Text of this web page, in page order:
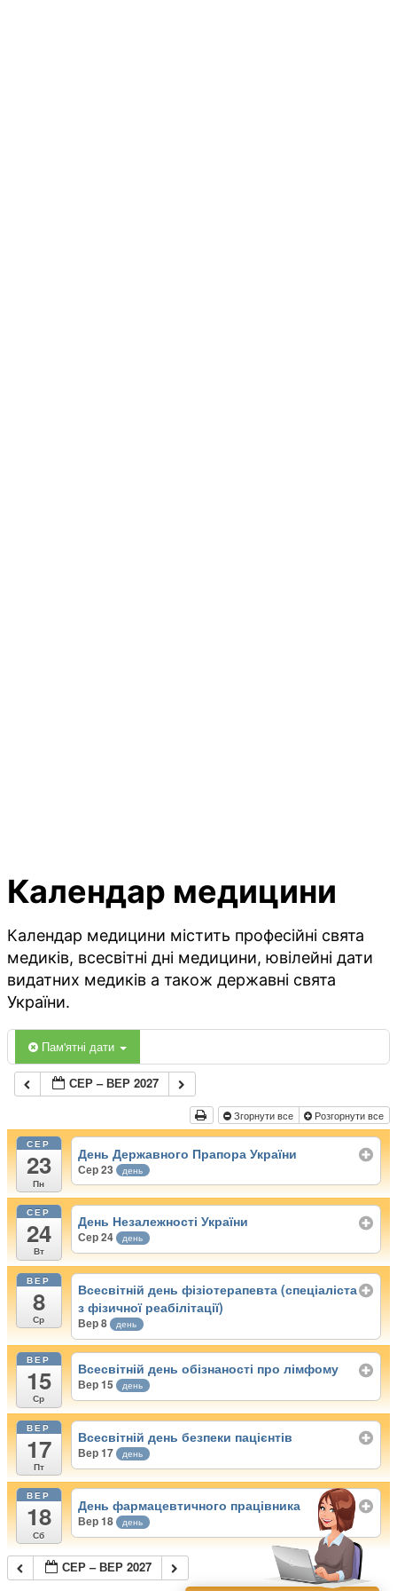
Календар медицини
Календар медицини містить професійні свята
медиків, всесвітні дні медицини, ювілейні дати
видатних медиків а також державні свята
України.
Пам'ятні дати
СЕР – ВЕР 2027
Згорнути все Розгорнути все
СЕР
23
Пн
День Державного Прапора України
Сер 23 день
СЕР
24
Вт
День Незалежності України
Сер 24 день
ВЕР
8
Ср
Всесвітній день фізіотерапевта (спеціаліста
з фізичної реабілітації)
Вер 8 день
ВЕР
15
Ср
Всесвітній день обізнаності про лімфому
Вер 15 день
ВЕР
17
Пт
Всесвітній день безпеки пацієнтів
Вер 17 день
ВЕР
18
Сб
День фармацевтичного працівника
Вер 18 день
СЕР – ВЕР 2027